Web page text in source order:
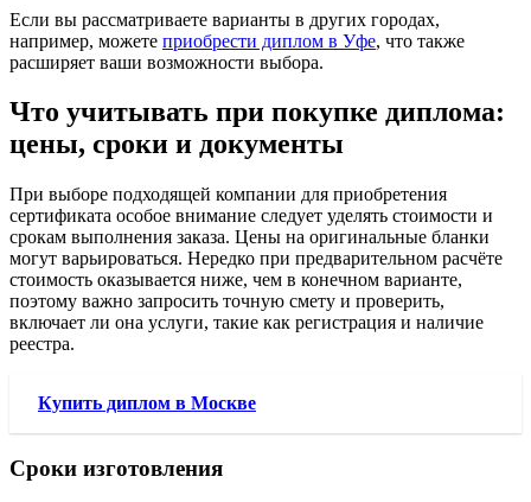
Если вы рассматриваете варианты в других городах,
например, можете приобрести диплом в Уфе, что также
расширяет ваши возможности выбора.
Что учитывать при покупке диплома:
цены, сроки и документы
При выборе подходящей компании для приобретения
сертификата особое внимание следует уделять стоимости и
срокам выполнения заказа. Цены на оригинальные бланки
могут варьироваться. Нередко при предварительном расчёте
стоимость оказывается ниже, чем в конечном варианте,
поэтому важно запросить точную смету и проверить,
включает ли она услуги, такие как регистрация и наличие
реестра.
Купить диплом в Москве
Сроки изготовления